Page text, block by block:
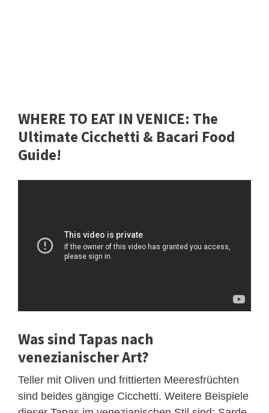
WHERE TO EAT IN VENICE: The
Ultimate Cicchetti & Bacari Food
Guide!
Was sind Tapas nach
venezianischer Art?
Teller mit Oliven und frittierten Meeresfrüchten
sind beides gängige Cicchetti. Weitere Beispiele